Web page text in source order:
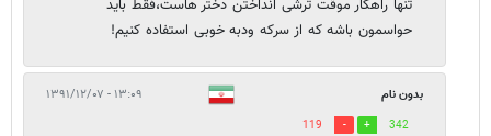
تنها راهکار موقت ترشی انداختن دختر هاست،فقط باید
حواسمون باشه که از سرکه ودبه خوبی استفاده کنیم!
بدون نام ۱۳:۰۹ - ۱۳۹۱/۱۲/۰۷
342
119